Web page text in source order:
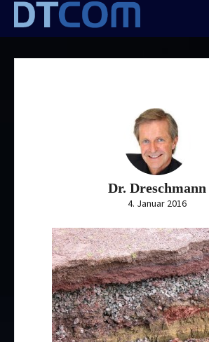
Skip
content
Dr. Dreschmann
4. Januar 2016